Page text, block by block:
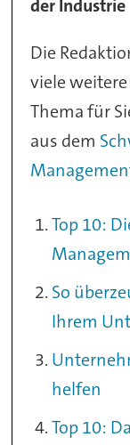
der Industrie
Die
viele
Thema für
aus dem
Top 10:
So
Ihrem
helfen
Top 10: